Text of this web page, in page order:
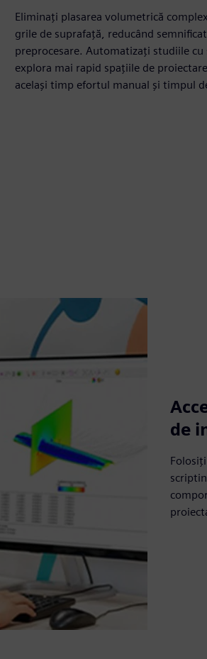
Eliminați plasarea volumetrică
grile de suprafață, reducând
preprocesare. Automatizați studiile
explora mai rapid spațiile de
același timp efortul manual și timpul
de